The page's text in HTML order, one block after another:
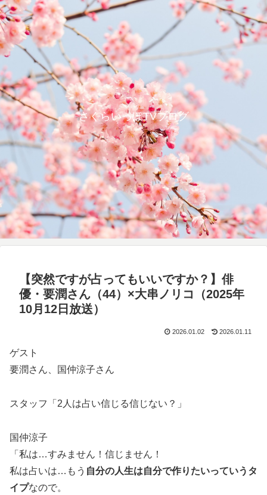
さくらいっぽTVブログ
【突然ですが占ってもいいですか？】俳
優・要潤さん（44）×大串ノリコ（2025年
10月12日放送）
2026.01.02 2026.01.11
ゲスト
要潤さん、国仲涼子さん
スタッフ「2人は占い信じる信じない？」
国仲涼子
「私は…すみません！信じません！
私は占いは…もう 自分の人生は自分で作りたいっていうタ
イプなので。